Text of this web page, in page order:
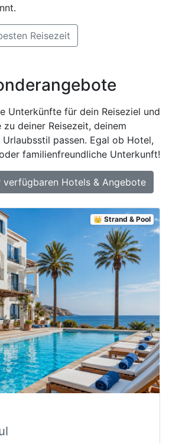
Reisezeit
Unterkünfte für dein Reiseziel und
deiner Reisezeit, deinem
passen. Egal ob Hotel,
familienfreundliche Unterkunft!
Hotels & Angebote
👑 Strand & Pool